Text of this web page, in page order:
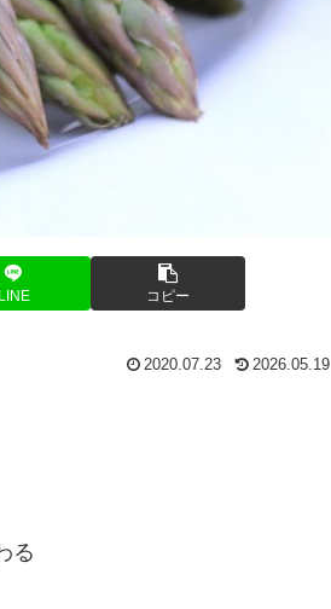
LINE コピー
2020.07.23 2026.05.19
る